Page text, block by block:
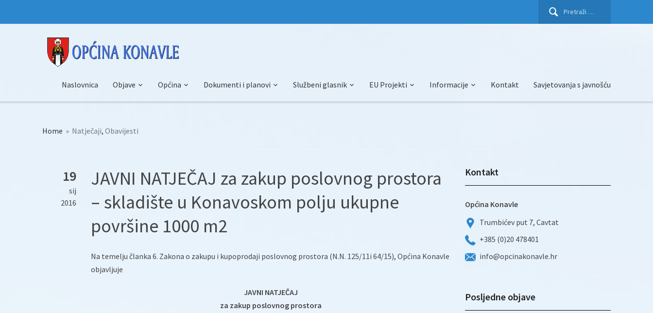
Pretraži:
Naslovnica Objave Općina Dokumenti i planovi Službeni glasnik EU Projekti Informacije Kontakt Savjetovanja s javnošću
Home » Natječaji, Obavijesti
19
sij
2016
JAVNI NATJEČAJ za zakup poslovnog prostora
– skladište u Konavoskom polju ukupne
površine 1000 m2
Na temelju članka 6. Zakona o zakupu i kupoprodaji poslovnog prostora (N.N. 125/11i 64/15), Općina Konavle
objavljuje
JAVNI NATJEČAJ
za zakup poslovnog prostora
Kontakt
Općina Konavle
Trumbićev put 7, Cavtat
+385 (0)20 478401
info@opcinakonavle.hr
Posljedne objave